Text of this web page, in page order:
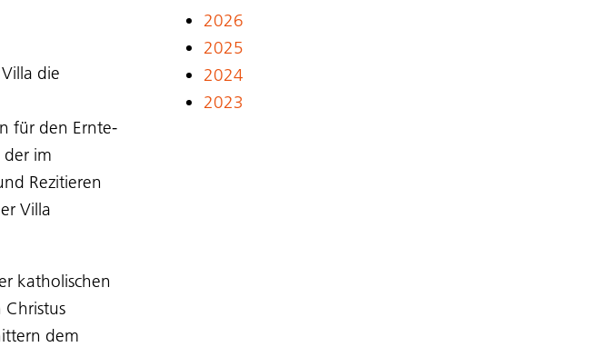
die
für den Ernte-
im
Rezitieren
Villa
katholischen
dem
2026
2025
2024
2023